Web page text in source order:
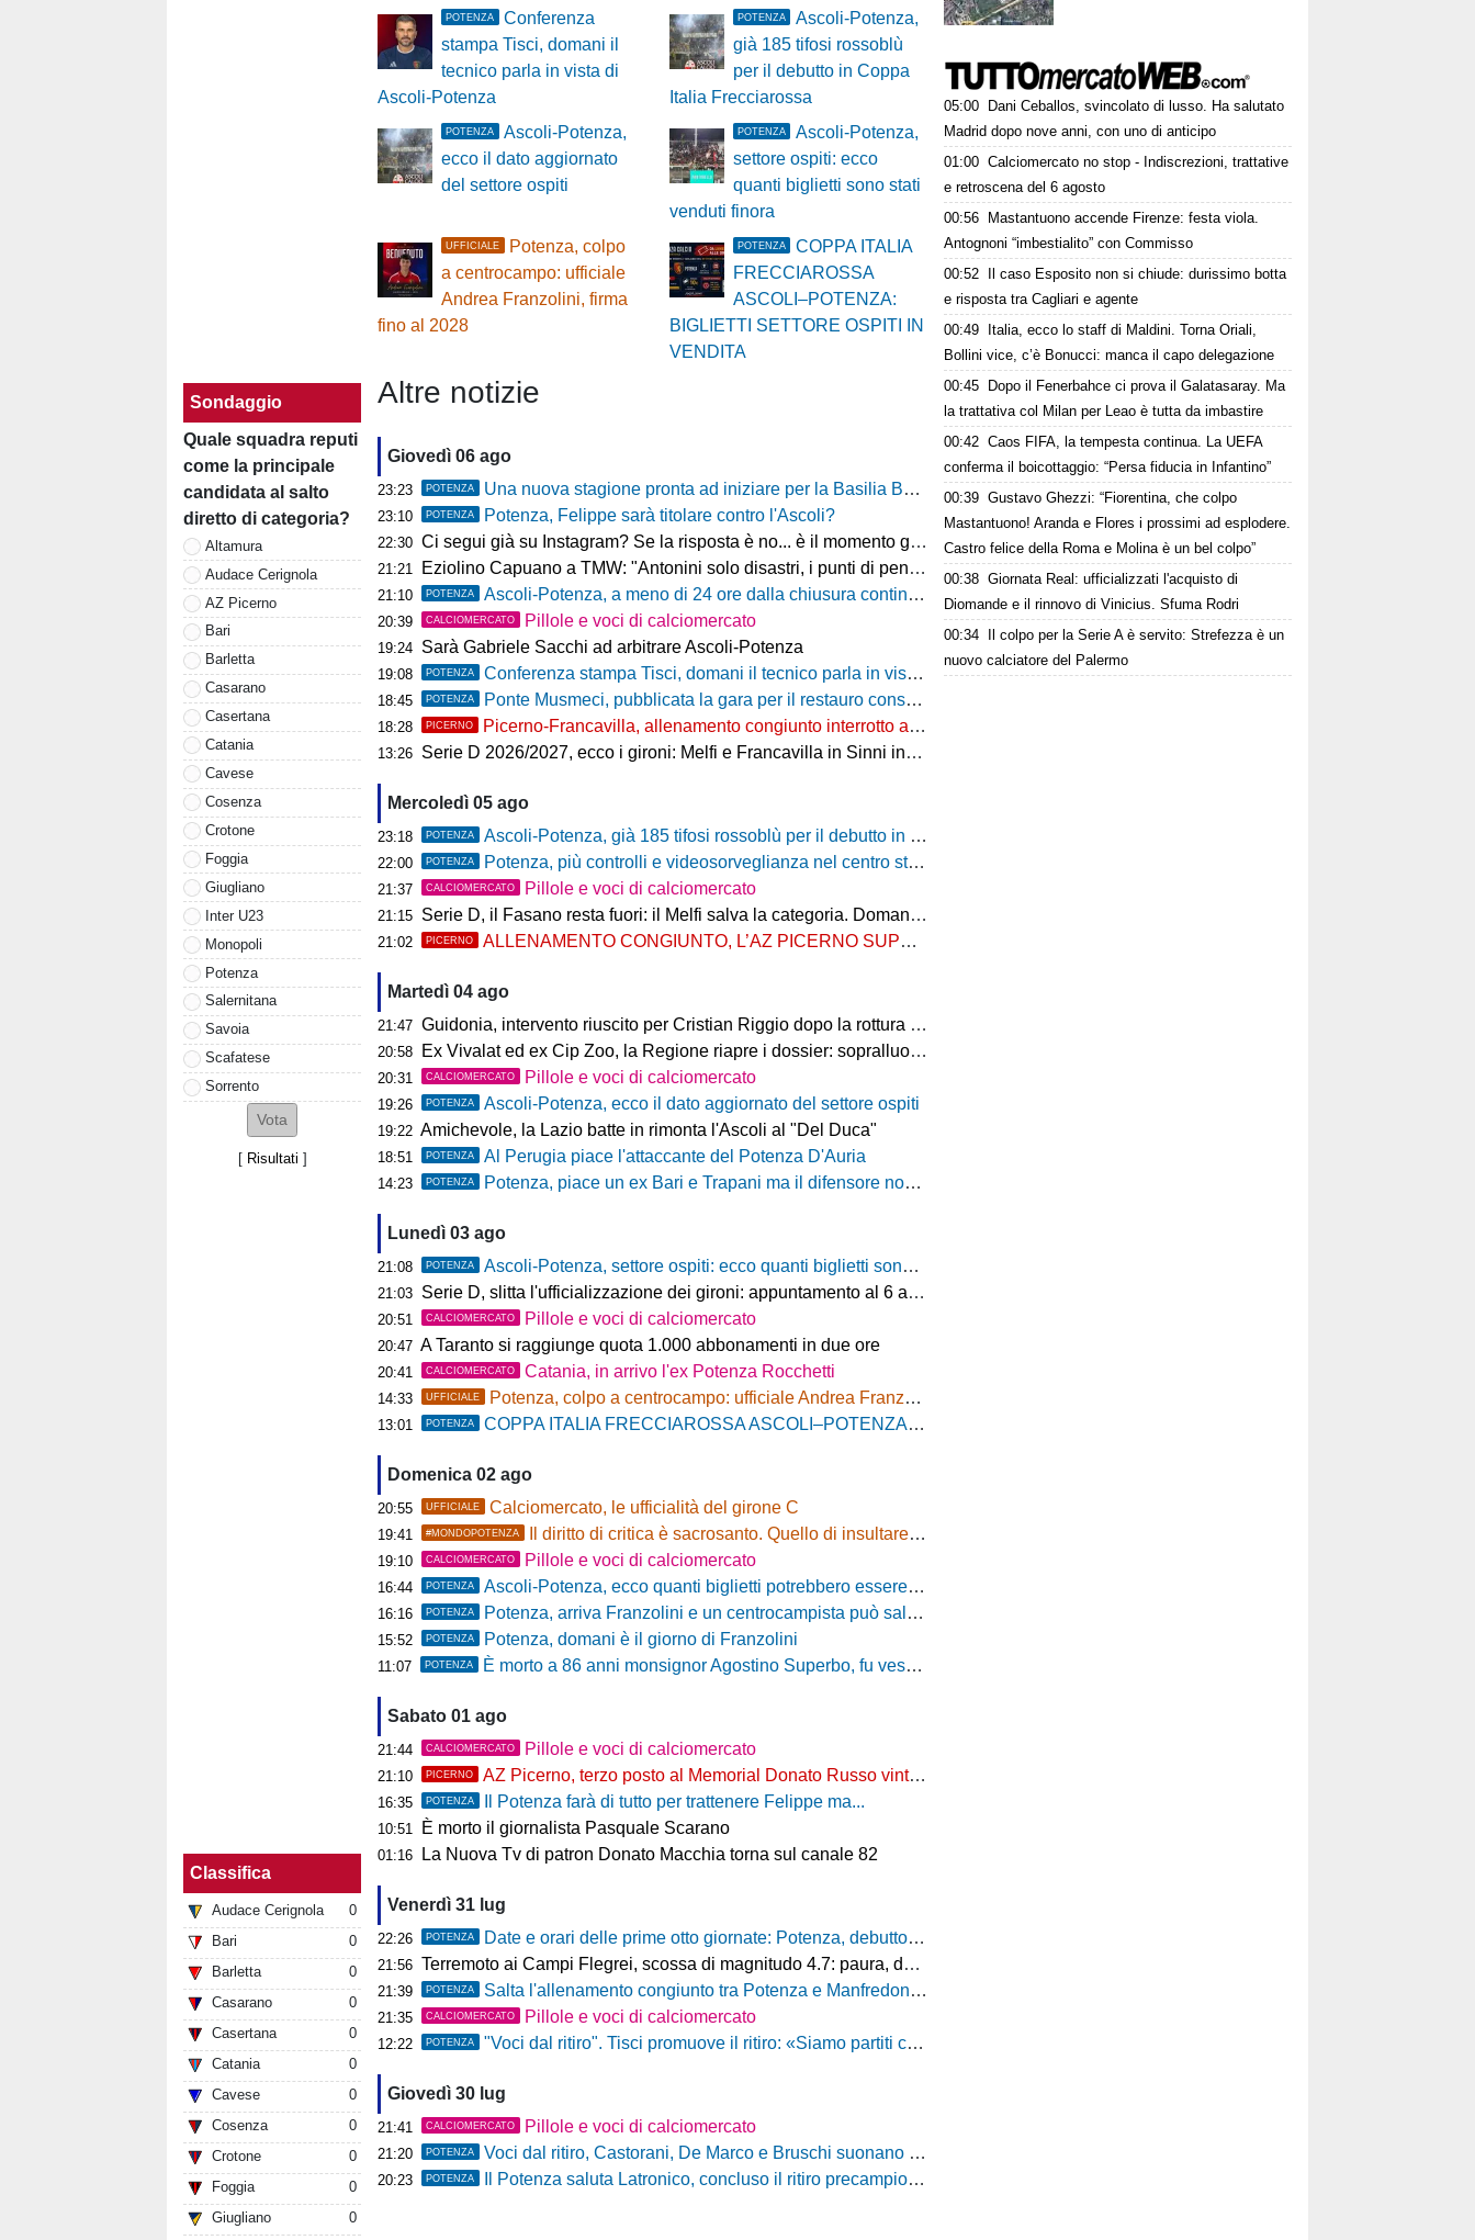
Sondaggio
Quale squadra reputi
come la principale
candidata al salto
diretto di categoria?
Altamura
Audace Cerignola
AZ Picerno
Bari
Barletta
Casarano
Casertana
Catania
Cavese
Cosenza
Crotone
Foggia
Giugliano
Inter U23
Monopoli
Potenza
Salernitana
Savoia
Scafatese
Sorrento
[ Risultati ]
Classifica
Audace Cerignola
0
Bari
0
Barletta
0
Casarano
0
Casertana
0
Catania
0
Cavese
0
Cosenza
0
Crotone
0
Foggia
0
Giugliano
0
POTENZA
Conferenza
stampa Tisci, domani il
tecnico parla in vista di
Ascoli-Potenza
POTENZA
Ascoli-Potenza,
già 185 tifosi rossoblù
per il debutto in Coppa
Italia Frecciarossa
POTENZA
Ascoli-Potenza,
ecco il dato aggiornato
del settore ospiti
POTENZA
Ascoli-Potenza,
settore ospiti: ecco
quanti biglietti sono stati
venduti finora
UFFICIALE
Potenza, colpo
a centrocampo: ufficiale
Andrea Franzolini, firma
fino al 2028
POTENZA
COPPA ITALIA
FRECCIAROSSA
ASCOLI–POTENZA:
BIGLIETTI SETTORE OSPITI IN
VENDITA
Altre notizie
Giovedì 06 ago
23:23 POTENZA Una nuova stagione pronta ad iniziare per la Basilia Basket Potenza
23:10 POTENZA Potenza, Felippe sarà titolare contro l'Ascoli?
22:30 Ci segui già su Instagram? Se la risposta è no... è il momento giusto per rimediare!
21:21 Eziolino Capuano a TMW: "Antonini solo disastri, i punti di penalizzazione che ha preso un record mondiale"
21:10 POTENZA Ascoli-Potenza, a meno di 24 ore dalla chiusura continua a salire il numero di biglietti venduti nel settore ospiti
20:39 CALCIOMERCATO Pillole e voci di calciomercato
19:24 Sarà Gabriele Sacchi ad arbitrare Ascoli-Potenza
19:08 POTENZA Conferenza stampa Tisci, domani il tecnico parla in vista di Ascoli-Potenza
18:45 POTENZA Ponte Musmeci, pubblicata la gara per il restauro conservativo
18:28 PICERNO Picerno-Francavilla, allenamento congiunto interrotto al termine del primo tempo
13:26 Serie D 2026/2027, ecco i gironi: Melfi e Francavilla in Sinni insieme nel Girone H
Mercoledì 05 ago
23:18 POTENZA Ascoli-Potenza, già 185 tifosi rossoblù per il debutto in Coppa Italia Frecciarossa
22:00 POTENZA Potenza, più controlli e videosorveglianza nel centro storico: il Comitato per la sicurezza rafforza le misure
21:37 CALCIOMERCATO Pillole e voci di calciomercato
21:15 Serie D, il Fasano resta fuori: il Melfi salva la categoria. Domani l'attesa per i gironi
21:02 PICERNO ALLENAMENTO CONGIUNTO, L’AZ PICERNO SUPERA L’AS MELFI
Martedì 04 ago
21:47 Guidonia, intervento riuscito per Cristian Riggio dopo la rottura del crociato
20:58 Ex Vivalat ed ex Cip Zoo, la Regione riapre i dossier: sopralluogo di Bardi
20:31 CALCIOMERCATO Pillole e voci di calciomercato
19:26 POTENZA Ascoli-Potenza, ecco il dato aggiornato del settore ospiti
19:22 Amichevole, la Lazio batte in rimonta l'Ascoli al "Del Duca"
18:51 POTENZA Al Perugia piace l'attaccante del Potenza D'Auria
14:23 POTENZA Potenza, piace un ex Bari e Trapani ma il difensore non vestirà rossoblù
Lunedì 03 ago
21:08 POTENZA Ascoli-Potenza, settore ospiti: ecco quanti biglietti sono stati venduti finora
21:03 Serie D, slitta l'ufficializzazione dei gironi: appuntamento al 6 agosto
20:51 CALCIOMERCATO Pillole e voci di calciomercato
20:47 A Taranto si raggiunge quota 1.000 abbonamenti in due ore
20:41 CALCIOMERCATO Catania, in arrivo l'ex Potenza Rocchetti
14:33 UFFICIALE Potenza, colpo a centrocampo: ufficiale Andrea Franzolini, firma fino al 2028
13:01 POTENZA COPPA ITALIA FRECCIAROSSA ASCOLI–POTENZA: BIGLIETTI SETTORE OSPITI IN VENDITA
Domenica 02 ago
20:55 UFFICIALE Calciomercato, le ufficialità del girone C
19:41 #MONDOPOTENZA Il diritto di critica è sacrosanto. Quello di insultare, no!
19:10 CALCIOMERCATO Pillole e voci di calciomercato
16:44 POTENZA Ascoli-Potenza, ecco quanti biglietti potrebbero essere disponibili per il settore ospiti
16:16 POTENZA Potenza, arriva Franzolini e un centrocampista può salutare
15:52 POTENZA Potenza, domani è il giorno di Franzolini
11:07 POTENZA È morto a 86 anni monsignor Agostino Superbo, fu vescovo di Potenza
Sabato 01 ago
21:44 CALCIOMERCATO Pillole e voci di calciomercato
21:10 PICERNO AZ Picerno, terzo posto al Memorial Donato Russo vinto dal Crotone
16:35 POTENZA Il Potenza farà di tutto per trattenere Felippe ma...
10:51 È morto il giornalista Pasquale Scarano
01:16 La Nuova Tv di patron Donato Macchia torna sul canale 82
Venerdì 31 lug
22:26 POTENZA Date e orari delle prime otto giornate: Potenza, debutto al Viviani contro il Casarano venerdì 21 agosto alle 21
21:56 Terremoto ai Campi Flegrei, scossa di magnitudo 4.7: paura, danni e sciame sismico ancora in corso
21:39 POTENZA Salta l'allenamento congiunto tra Potenza e Manfredonia, ecco perchè
21:35 CALCIOMERCATO Pillole e voci di calciomercato
12:22 POTENZA "Voci dal ritiro". Tisci promuove il ritiro: «Siamo partiti con il piede giusto. Ad Ascoli per giocarci le nostre carte»
Giovedì 30 lug
21:41 CALCIOMERCATO Pillole e voci di calciomercato
21:20 POTENZA Voci dal ritiro, Castorani, De Marco e Bruschi suonano la carica: "Siamo pronti, non vediamo l'ora di iniziare"
20:23 POTENZA Il Potenza saluta Latronico, concluso il ritiro precampionato, da domani si torna al Viviani
05:00
Dani Ceballos, svincolato di lusso. Ha salutato
Madrid dopo nove anni, con uno di anticipo
01:00 Calciomercato no stop - Indiscrezioni, trattative
e retroscena del 6 agosto
00:56
Mastantuono accende Firenze: festa viola.
Antognoni “imbestialito” con Commisso
00:52
Il caso Esposito non si chiude: durissimo botta
e risposta tra Cagliari e agente
00:49
Italia, ecco lo staff di Maldini. Torna Oriali,
Bollini vice, c’è Bonucci: manca il capo delegazione
00:45
Dopo il Fenerbahce ci prova il Galatasaray. Ma
la trattativa col Milan per Leao è tutta da imbastire
00:42 Caos FIFA, la tempesta continua. La UEFA
conferma il boicottaggio: “Persa fiducia in Infantino”
00:39 Gustavo Ghezzi: “Fiorentina, che colpo
Mastantuono! Aranda e Flores i prossimi ad esplodere.
Castro felice della Roma e Molina è un bel colpo”
00:38 Giornata Real: ufficializzati l'acquisto di
Diomande e il rinnovo di Vinicius. Sfuma Rodri
00:34
Il colpo per la Serie A è servito: Strefezza è un
nuovo calciatore del Palermo